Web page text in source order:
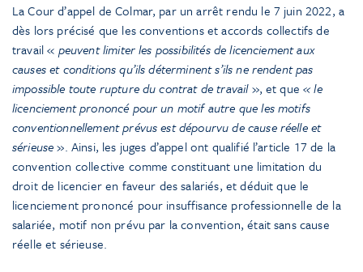
La Cour d’appel de Colmar, par un arrêt rendu le 7 juin 2022, a
dès lors précisé que les conventions et accords collectifs de
travail « peuvent limiter les possibilités de licenciement aux
causes et conditions qu’ils déterminent s’ils ne rendent pas
impossible toute rupture du contrat de travail», et que« le
licenciement prononcé pour un motif autre que les motifs
conventionnellement prévus est dépourvu de cause réelle et
sérieuse». Ainsi, les juges d’appel ont qualifié l’article 17 de la
convention collective comme constituant une limitation du
droit de licencier en faveur des salariés, et déduit que le
licenciement prononcé pour insuffisance professionnelle de la
salariée, motif non prévu par la convention, était sans cause
réelle et sérieuse.